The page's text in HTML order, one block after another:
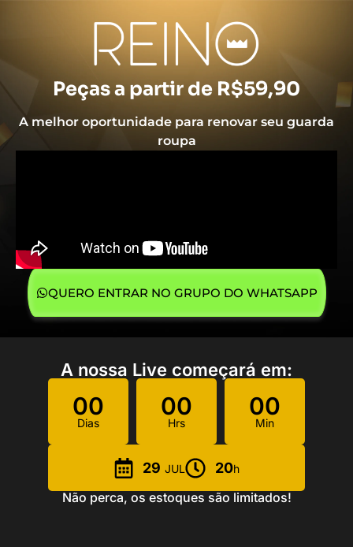
Peças a partir de R$59,90
A melhor oportunidade para renovar seu guarda
roupa
QUERO ENTRAR NO GRUPO DO WHATSAPP
A nossa Live começará em:
00
Dias
00
Hrs
00
Min
29 JUL 20h
Não perca, os estoques são limitados!